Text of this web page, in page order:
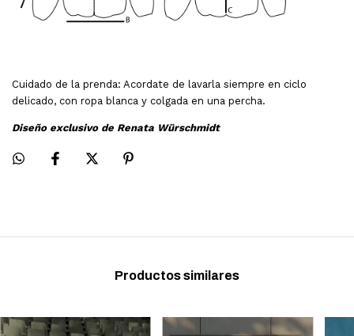
Cuidado de la prenda: Acordate de lavarla siempre en ciclo
delicado, con ropa blanca y colgada en una percha.
Diseño exclusivo de Renata Würschmidt
Productos similares